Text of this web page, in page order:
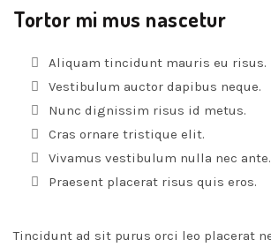
Tortor mi mus nascetur
Aliquam tincidunt mauris eu risus.
Vestibulum auctor dapibus neque.
Nunc dignissim risus id metus.
Cras ornare tristique elit.
Vivamus vestibulum nulla nec ante.
Praesent placerat risus quis eros.
Tincidunt ad sit purus orci leo placerat